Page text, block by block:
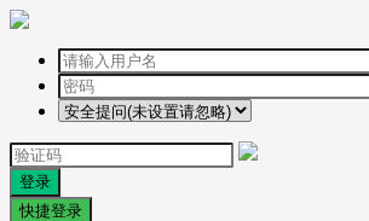
登录
快捷登录